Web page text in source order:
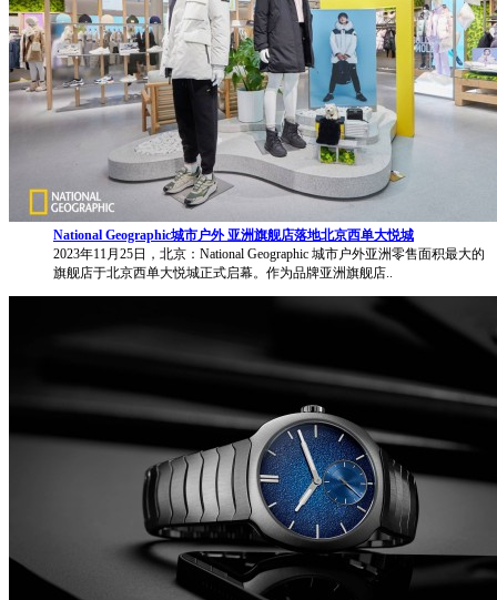
National Geographic城市户外 亚洲旗舰店落地北京西单大悦城
2023年11月25日，北京：National Geographic 城市户外亚洲零售面积最大的
旗舰店于北京西单大悦城正式启幕。作为品牌亚洲旗舰店..